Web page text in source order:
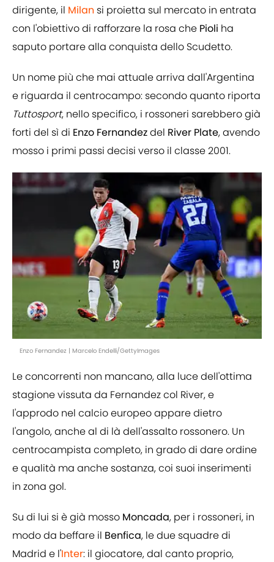
dirigente, il Milan si proietta sul mercato in entrata
con l'obiettivo di rafforzare la rosa che Pioli ha
saputo portare alla conquista dello Scudetto.
Un nome più che mai attuale arriva dall'Argentina
e riguarda il centrocampo: secondo quanto riporta
Tuttosport, nello specifico, i rossoneri sarebbero già
forti del sì di Enzo Fernandezdel River Plate, avendo
mosso i primi passi decisi verso il classe 2001.
Enzo Fernandez | Marcelo Endelli/GettyImages
Le concorrenti non mancano, alla luce dell'ottima
stagione vissuta da Fernandez col River, e
l'approdo nel calcio europeo appare dietro
l'angolo, anche al di là dell'assalto rossonero. Un
centrocampista completo, in grado di dare ordine
e qualità ma anche sostanza, coi suoi inserimenti
in zona gol.
Su di lui si è già mosso Moncada, per i rossoneri, in
modo da beffare il Benfica, le due squadre di
Madrid e l'Inter: il giocatore, dal canto proprio,